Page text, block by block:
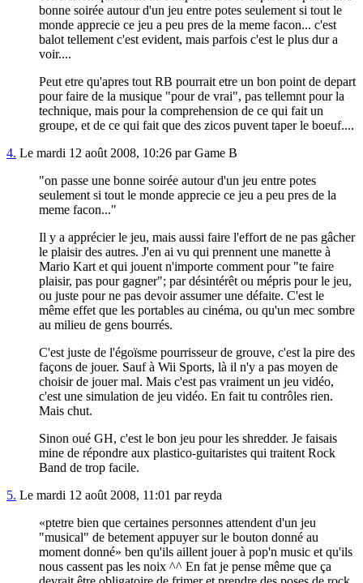
bonne soirée autour d'un jeu entre potes seulement si tout le
monde apprecie ce jeu a peu pres de la meme facon... c'est
balot tellement c'est evident, mais parfois c'est le plus dur a
voir....
Peut etre qu'apres tout RB pourrait etre un bon point de depart
pour faire de la musique "pour de vrai", pas tellemnt pour la
technique, mais pour la comprehension de ce qui fait un
groupe, et de ce qui fait que des zicos puvent taper le boeuf....
4. Le mardi 12 août 2008, 10:26 par Game B
"on passe une bonne soirée autour d'un jeu entre potes
seulement si tout le monde apprecie ce jeu a peu pres de la
meme facon..."
Il y a apprécier le jeu, mais aussi faire l'effort de ne pas gâcher
le plaisir des autres. J'en ai vu qui prennent une manette à
Mario Kart et qui jouent n'importe comment pour "te faire
plaisir, pas pour gagner"; par désintérêt ou mépris pour le jeu,
ou juste pour ne pas devoir assumer une défaite. C'est le
même effet que les portables au cinéma, ou qu'un mec sombre
au milieu de gens bourrés.
C'est juste de l'égoïsme pourrisseur de grouve, c'est la pire des
façons de jouer. Sauf à Wii Sports, là il n'y a pas moyen de
choisir de jouer mal. Mais c'est pas vraiment un jeu vidéo,
c'est une simulation de jeu vidéo. En fait tu contrôles rien.
Mais chut.
Sinon oué GH, c'est le bon jeu pour les shredder. Je faisais
mine de répondre aux plastico-guitaristes qui traitent Rock
Band de trop facile.
5. Le mardi 12 août 2008, 11:01 par reyda
ptetre bien que certaines personnes attendent d'un jeu
"musical" de betement appuyer sur le bouton donné au
moment donné
ben qu'ils aillent jouer à pop'n music et qu'ils
nous cassent pas les noix ^^ En fat je pense même que ça